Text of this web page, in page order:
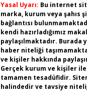
Yasal Uyarı: Bu internet
marka, kurum veya şahıs
bağlantısı
kendi hazırladığımız
paylaşılmaktadır. Burada
haber niteliği
ve kişiler hakkında
Gerçek kurum ve kişiler
tamamen tesadüfidir.
halindedir ve tavsiye